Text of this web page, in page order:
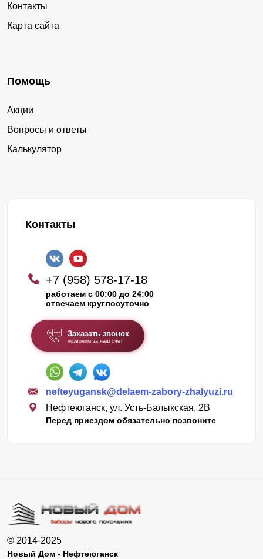
Контакты
Карта сайта
Помощь
Акции
Вопросы и ответы
Калькулятор
Контакты
+7 (958) 578-17-18
работаем с 00:00 до 24:00
отвечаем круглосуточно
Заказать звонок
позвоним за наш счет
nefteyugansk@delaem-zabory-zhalyuzi.ru
Нефтеюганск, ул. Усть-Балыкская, 2В
Перед приездом обязательно позвоните
© 2014-2025
Новый Дом - Нефтеюганск